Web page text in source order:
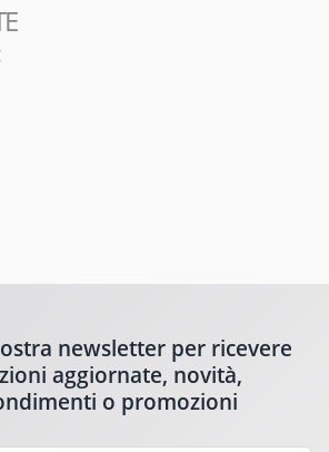
newsletter per ricevere
aggiornate, novità,
o promozioni